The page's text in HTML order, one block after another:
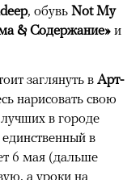
, обувь Not My
& Содержание» и
заглянуть в Арт-
нарисовать свою
в городе
в
6 мая (дальше
а уроки на